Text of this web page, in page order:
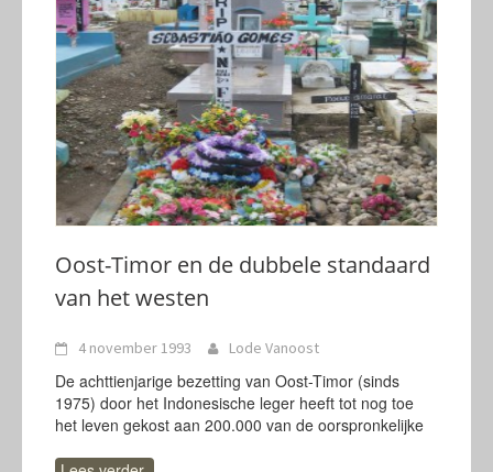
Oost-Timor en de dubbele standaard
van het westen
4 november 1993 Lode Vanoost
De achttienjarige bezetting van Oost-Timor (sinds
1975) door het Indonesische leger heeft tot nog toe
het leven gekost aan 200.000 van de oorspronkelijke